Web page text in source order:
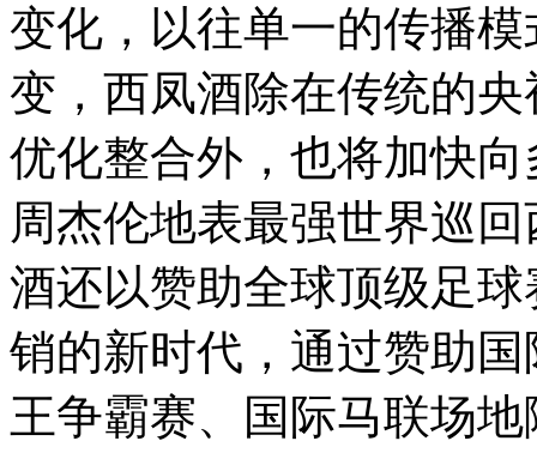
变化，以往单一的传播
变，西凤酒除在传统的
优化整合外，也将加快
周杰伦地表最强世界巡
酒还以赞助全球顶级足
销的新时代，通过赞助
王争霸赛、国际马联场